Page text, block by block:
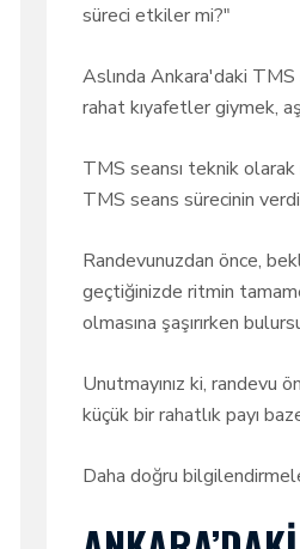
süreci etkiler mi?"
Aslında Ankara'daki
rahat kıyafetler giymek,
TMS seansı teknik
TMS seans sürecinin
Randevunuzdan önce,
geçtiğinizde ritmin
olmasına şaşırırken
Unutmayınız ki, randevu
küçük bir rahatlık payı
Daha doğru